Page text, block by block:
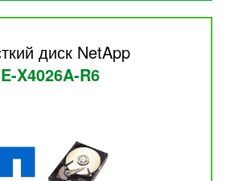
диск NetApp
E-X4026A-R6